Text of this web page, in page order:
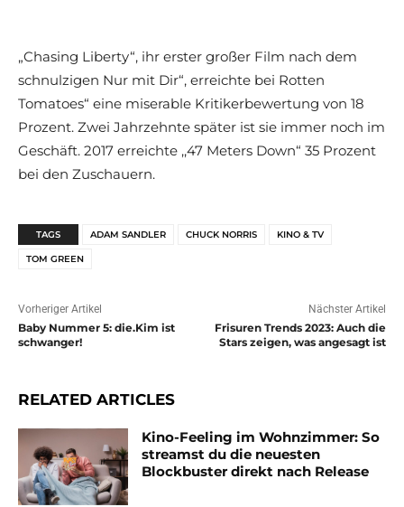
„Chasing Liberty“, ihr erster großer Film nach dem
schnulzigen Nur mit Dir“, erreichte bei Rotten
Tomatoes“ eine miserable Kritikerbewertung von 18
Prozent. Zwei Jahrzehnte später ist sie immer noch im
Geschäft. 2017 erreichte ,,47 Meters Down“ 35 Prozent
bei den Zuschauern.
TAGS ADAM SANDLER CHUCK NORRIS KINO & TV
TOM GREEN
Vorheriger Artikel
Baby Nummer 5: die.Kim ist
schwanger!
Nächster Artikel
Frisuren Trends 2023: Auch die
Stars zeigen, was angesagt ist
RELATED ARTICLES
Kino-Feeling im Wohnzimmer: So
streamst du die neuesten
Blockbuster direkt nach Release